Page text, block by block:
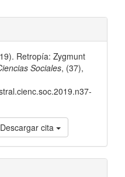
Retropía: Zygmunt
Sociales, (37),
Descargar cita